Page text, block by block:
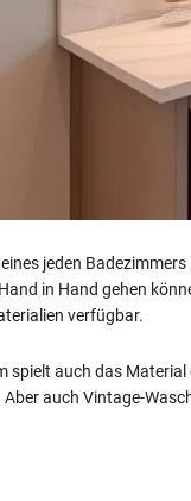
jeden
in Hand gehen
verfügbar.
spielt auch das
auch Vintage-